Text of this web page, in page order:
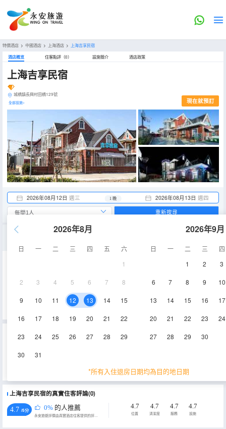
特價酒店 > 中國酒店 > 上海酒店 > 上海吉享民宿
酒店概览 住客點評（0） 設施簡介 酒店政策
上海吉享民宿
城橋鎮長興村田橋129號
全部設施> 現在就預訂
2026年08月12日 週三 2026年08月13日 週四
1 晚
2026年8月
日 一 二 三 四 五
六
1
2 3 4 5 6 7 8
9 10 11 12 13 14 15
16 17 18 19 20 21 22
23 24 25 26 27 28 29
30 31
2026年9月
日 一 二 三
四
1
2 3
6 7 8 9 10
13 14 15 16 17
20 21 22 23 24
27 28 29 30
*所有入住退房日期均為目的地日期
重新搜尋
450㎡ 空調
重要資訊
刷、梳子、浴擦、剃鬚刀、指甲銼、鞋擦這些一次性日用品。若需要可諮詢酒店。
上海吉享民宿的真實住客評論(0)
4.7 /5分 0% 的人推薦
永安旅遊評價由真實酒店住客提供的評價。
4.7
位置
4.7
清潔度
4.7
服務
4.7
設施